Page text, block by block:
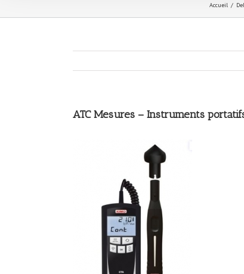
Accueil /
ATC Mesures – Instruments